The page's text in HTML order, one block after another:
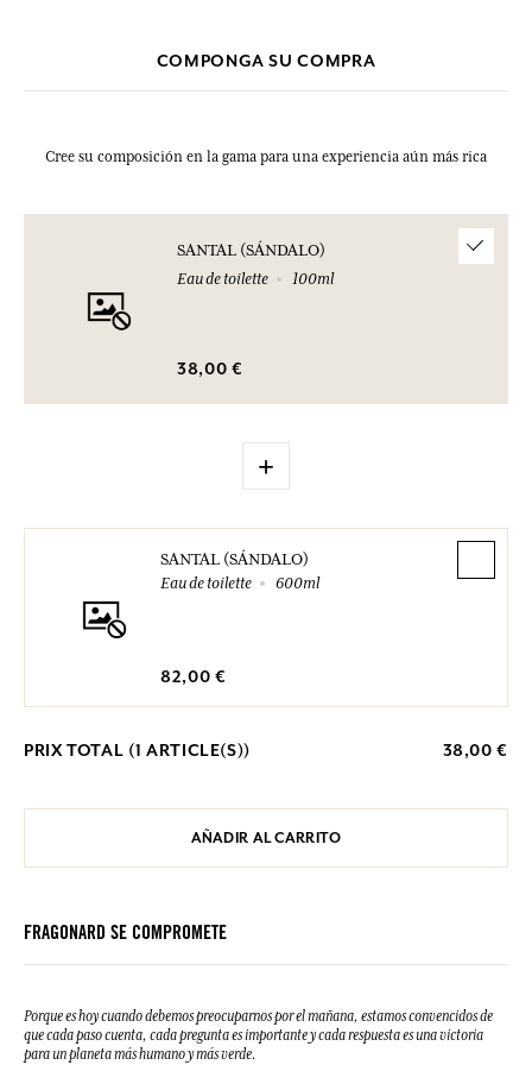
COMPONGA SU COMPRA
Cree su composición en la gama para una experiencia aún más rica
SANTAL (SÁNDALO)
Eau de toilette
100ml
38,00 €
+
SANTAL (SÁNDALO)
Eau de toilette
600ml
82,00 €
PRIX TOTAL (1 ARTICLE(S)) 38,00 €
AÑADIR AL CARRITO
FRAGONARD SE COMPROMETE
Porque es hoy cuando debemos preocuparnos por el mañana, estamos convencidos de
que cada paso cuenta, cada pregunta es importante y cada respuesta es una victoria
para un planeta más humano y más verde.